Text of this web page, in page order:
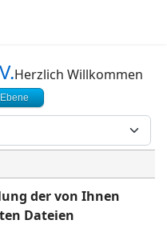
Herzlich Willkommen
Ebene
der von Ihnen
Dateien